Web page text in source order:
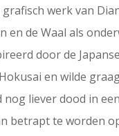
werk van
en de Waal als
door de Japanse
en wilde
nog liever dood in
betrapt te worden